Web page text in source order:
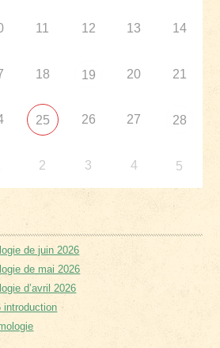
11 12 13 14
18 19 20 21
25 26 27 28
2 3 4 5
de juin 2026
de mai 2026
d’avril 2026
introduction